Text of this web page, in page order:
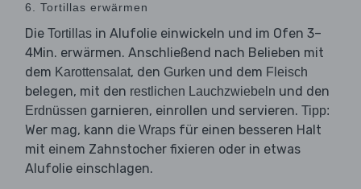
6. Tortillas erwärmen
Die Tortillas in Alufolie einwickeln und im Ofen 3–
4Min. erwärmen. Anschließend nach Belieben mit
dem Karottensalat, den Gurken und dem Fleisch
belegen, mit den restlichen Lauchzwiebeln und den
Erdnüssen garnieren, einrollen und servieren. Tipp:
Wer mag, kann die Wraps für einen besseren Halt
mit einem Zahnstocher fixieren oder in etwas
Alufolie einschlagen.